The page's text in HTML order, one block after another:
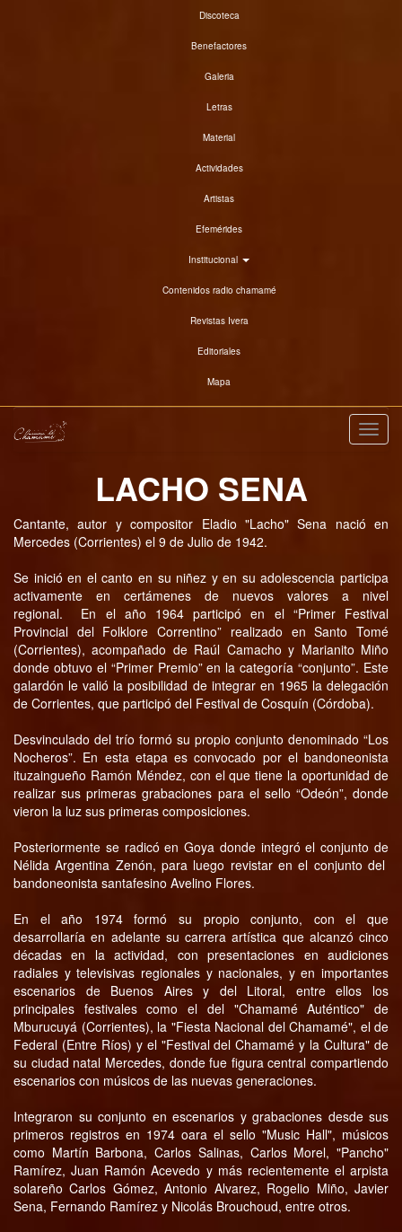
Discoteca
Benefactores
Galeria
Letras
Material
Actividades
Artistas
Efemérides
Institucional
Contenidos radio chamamé
Revistas Ivera
Editoriales
Mapa
LACHO SENA
Cantante, autor y compositor Eladio "Lacho" Sena nació en
Mercedes (Corrientes) el 9 de Julio de 1942.
Se inició en el canto en su niñez y en su adolescencia participa
activamente en certámenes de nuevos valores a nivel
regional. En el año 1964 participó en el “Primer Festival
Provincial del Folklore Correntino” realizado en Santo Tomé
(Corrientes), acompañado de Raúl Camacho y Marianito Miño
donde obtuvo el “Primer Premio” en la categoría “conjunto”. Este
galardón le valió la posibilidad de integrar en 1965 la delegación
de Corrientes, que participó del Festival de Cosquín (Córdoba).
Desvinculado del trío formó su propio conjunto denominado “Los
Nocheros”. En esta etapa es convocado por el bandoneonista
ituzaingueño Ramón Méndez, con el que tiene la oportunidad de
realizar sus primeras grabaciones para el sello “Odeón”, donde
vieron la luz sus primeras composiciones.
Posteriormente se radicó en Goya donde integró el conjunto de
Nélida Argentina Zenón, para luego revistar en el conjunto del
bandoneonista santafesino Avelino Flores.
En el año 1974 formó su propio conjunto, con el que
desarrollaría en adelante su carrera artística que alcanzó cinco
décadas en la actividad, con presentaciones en audiciones
radiales y televisivas regionales y nacionales, y en importantes
escenarios de Buenos Aires y del Litoral, entre ellos los
principales festivales como el del "Chamamé Auténtico" de
Mburucuyá (Corrientes), la "Fiesta Nacional del Chamamé", el de
Federal (Entre Ríos) y el "Festival del Chamamé y la Cultura" de
su ciudad natal Mercedes, donde fue figura central compartiendo
escenarios con músicos de las nuevas generaciones.
Integraron su conjunto en escenarios y grabaciones desde sus
primeros registros en 1974 oara el sello "Music Hall", músicos
como Martín Barbona, Carlos Salinas, Carlos Morel, "Pancho"
Ramírez, Juan Ramón Acevedo y más recientemente el arpista
solareño Carlos Gómez, Antonio Alvarez, Rogelio Miño, Javier
Sena, Fernando Ramírez y Nicolás Brouchoud, entre otros.